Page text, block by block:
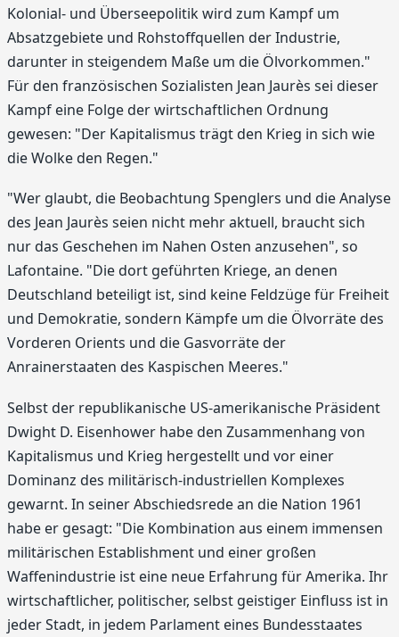
Kolonial- und Überseepolitik wird zum Kampf um
Absatzgebiete und Rohstoffquellen der Industrie,
darunter in steigendem Maße um die Ölvorkommen."
Für den französischen Sozialisten Jean Jaurès sei dieser
Kampf eine Folge der wirtschaftlichen Ordnung
gewesen: "Der Kapitalismus trägt den Krieg in sich wie
die Wolke den Regen."
"Wer glaubt, die Beobachtung Spenglers und die Analyse
des Jean Jaurès seien nicht mehr aktuell, braucht sich
nur das Geschehen im Nahen Osten anzusehen", so
Lafontaine. "Die dort geführten Kriege, an denen
Deutschland beteiligt ist, sind keine Feldzüge für Freiheit
und Demokratie, sondern Kämpfe um die Ölvorräte des
Vorderen Orients und die Gasvorräte der
Anrainerstaaten des Kaspischen Meeres."
Selbst der republikanische US-amerikanische Präsident
Dwight D. Eisenhower habe den Zusammenhang von
Kapitalismus und Krieg hergestellt und vor einer
Dominanz des militärisch-industriellen Komplexes
gewarnt. In seiner Abschiedsrede an die Nation 1961
habe er gesagt: "Die Kombination aus einem immensen
militärischen Establishment und einer großen
Waffenindustrie ist eine neue Erfahrung für Amerika. Ihr
wirtschaftlicher, politischer, selbst geistiger Einfluss ist in
jeder Stadt, in jedem Parlament eines Bundesstaates